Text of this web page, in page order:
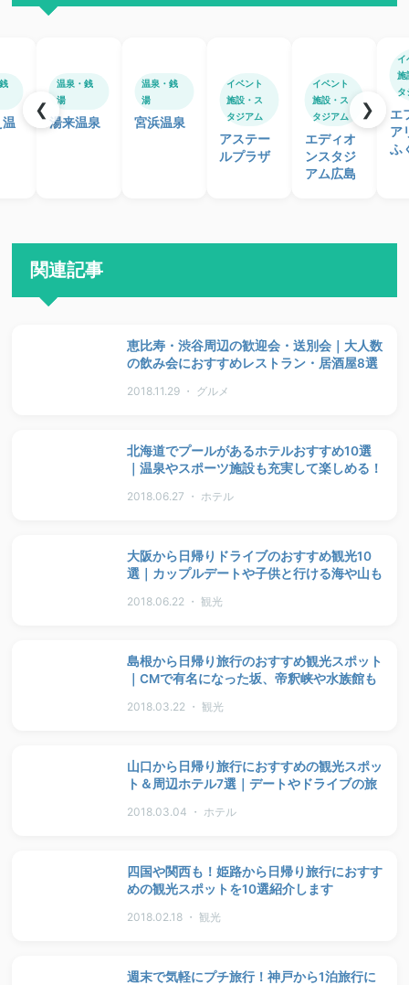
温泉・銭
湯
湯来温泉
温泉・銭
湯
宮浜温泉
イベント
施設・ス
タジアム
アステー
ルプラザ
イベント
施設・ス
タジアム
エディオ
ンスタジ
アム広島
イ
施
タ
エ
ア
ふ
❮ ❯
関連記事
恵比寿・渋谷周辺の歓迎会・送別会｜大人数
の飲み会におすすめレストラン・居酒屋8選
2018.11.29 ・ グルメ
北海道でプールがあるホテルおすすめ10選
｜温泉やスポーツ施設も充実して楽しめる！
2018.06.27 ・ ホテル
大阪から日帰りドライブのおすすめ観光10
選｜カップルデートや子供と行ける海や山も
2018.06.22 ・ 観光
島根から日帰り旅行のおすすめ観光スポット
｜CMで有名になった坂、帝釈峡や水族館も
2018.03.22 ・ 観光
山口から日帰り旅行におすすめの観光スポッ
ト＆周辺ホテル7選｜デートやドライブの旅
2018.03.04 ・ ホテル
四国や関西も！姫路から日帰り旅行におすす
めの観光スポットを10選紹介します
2018.02.18 ・ 観光
週末で気軽にプチ旅行！神戸から1泊旅行に